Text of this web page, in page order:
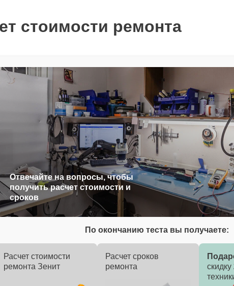
стоимости ремонта
Отвечайте на вопросы, чтобы
получить расчет стоимости и
сроков
По окончанию теста вы получаете:
Расчет стоимости
ремонта Зенит
Расчет сроков
ремонта
скидку